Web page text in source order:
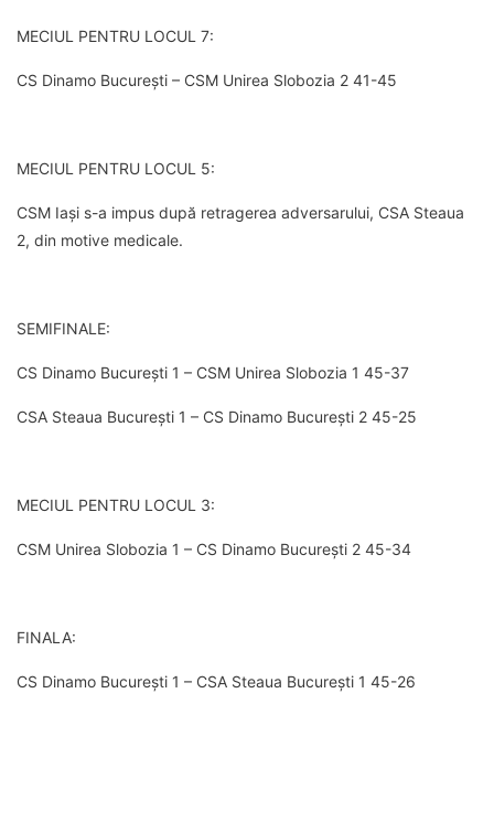
MECIUL PENTRU LOCUL 7:
CS Dinamo București – CSM Unirea Slobozia 2 41-45
MECIUL PENTRU LOCUL 5:
CSM Iași s-a impus după retragerea adversarului, CSA Steaua
2, din motive medicale.
SEMIFINALE:
CS Dinamo București 1 – CSM Unirea Slobozia 1 45-37
CSA Steaua București 1 – CS Dinamo București 2 45-25
MECIUL PENTRU LOCUL 3:
CSM Unirea Slobozia 1 – CS Dinamo București 2 45-34
FINALA:
CS Dinamo București 1 – CSA Steaua București 1 45-26